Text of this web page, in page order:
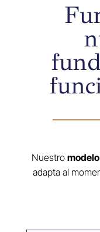
Nuestro
adapta al